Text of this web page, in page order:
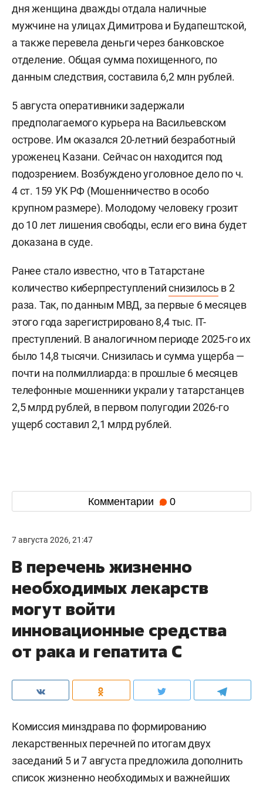
дня женщина дважды отдала наличные
мужчине на улицах Димитрова и Будапештской,
а также перевела деньги через банковское
отделение. Общая сумма похищенного, по
данным следствия, составила 6,2 млн рублей.
5 августа оперативники задержали
предполагаемого курьера на Васильевском
острове. Им оказался 20-летний безработный
уроженец Казани. Сейчас он находится под
подозрением. Возбуждено уголовное дело по ч.
4 ст. 159 УК РФ (Мошенничество в особо
крупном размере). Молодому человеку грозит
до 10 лет лишения свободы, если его вина будет
доказана в суде.
Ранее стало известно, что в Татарстане
количество киберпреступленийснизилось в 2
раза. Так, по данным МВД, за первые 6 месяцев
этого года зарегистрировано 8,4 тыс. IT-
преступлений. В аналогичном периоде 2025-го их
было 14,8 тысячи. Снизилась и сумма ущерба —
почти на полмиллиарда: в прошлые 6 месяцев
телефонные мошенники украли у татарстанцев
2,5 млрд рублей, в первом полугодии 2026-го
ущерб составил 2,1 млрд рублей.
Комментарии 0
7 августа 2026, 21:47
В перечень жизненно
необходимых лекарств
могут войти
инновационные средства
от рака и гепатита С
Комиссия минздрава по формированию
лекарственных перечней по итогам двух
заседаний 5 и 7 августа предложила дополнить
список жизненно необходимых и важнейших